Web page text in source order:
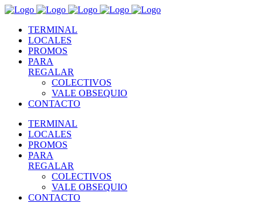
TERMINAL
LOCALES
PROMOS
PARA
REGALAR
COLECTIVOS
VALE OBSEQUIO
CONTACTO
TERMINAL
LOCALES
PROMOS
PARA
REGALAR
COLECTIVOS
VALE OBSEQUIO
CONTACTO